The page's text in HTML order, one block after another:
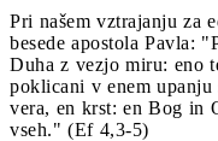
Pri našem vztrajanju za
besede apostola Pavla:
Duha z vezjo miru: eno
poklicani v enem upanju
vera, en krst: en Bog in
vseh." (Ef 4,3-5)